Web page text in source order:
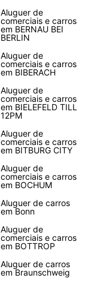
Aluguer de
comerciais e carros
em BERNAU BEI
BERLIN
Aluguer de
comerciais e carros
em BIBERACH
Aluguer de
comerciais e carros
em BIELEFELD TILL
12PM
Aluguer de
comerciais e carros
em BITBURG CITY
Aluguer de
comerciais e carros
em BOCHUM
Aluguer de carros
em Bonn
Aluguer de
comerciais e carros
em BOTTROP
Aluguer de carros
em Braunschweig